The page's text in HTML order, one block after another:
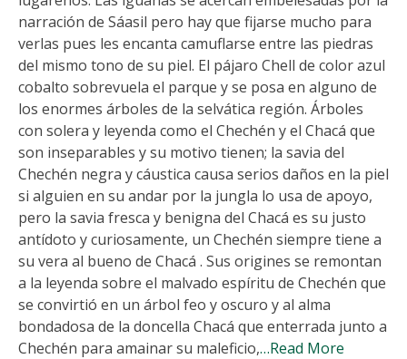
narración de Sáasil pero hay que fijarse mucho para
verlas pues les encanta camuflarse entre las piedras
del mismo tono de su piel. El pájaro Chell de color azul
cobalto sobrevuela el parque y se posa en alguno de
los enormes árboles de la selvática región. Árboles
con solera y leyenda como el Chechén y el Chacá que
son inseparables y su motivo tienen; la savia del
Chechén negra y cáustica causa serios daños en la piel
si alguien en su andar por la jungla lo usa de apoyo,
pero la savia fresca y benigna del Chacá es su justo
antídoto y curiosamente, un Chechén siempre tiene a
su vera al bueno de Chacá . Sus origines se remontan
a la leyenda sobre el malvado espíritu de Chechén que
se convirtió en un árbol feo y oscuro y al alma
bondadosa de la doncella Chacá que enterrada junto a
Chechén para amainar su maleficio,…Read More